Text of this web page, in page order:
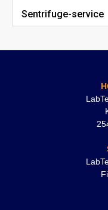
Sentrifuge-service